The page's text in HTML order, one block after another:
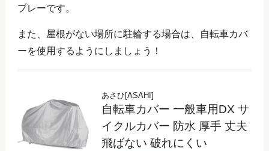
プレーです。
また、屋根がない場所に駐輪する場合は、自転車カバ
ーを使用するようにしましょう！
あさひ[ASAHI]
自転車カバー 一般車用DX サ
イクルカバー 防水 厚手 丈夫
飛ばない 破れにくい